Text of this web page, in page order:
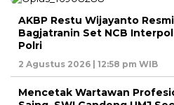
AKBP Restu Wijayanto
Bagjatranin Set NCB
Polri
2 Agustus 2026 | 12:58 pm WIB
Mencetak Wartawan